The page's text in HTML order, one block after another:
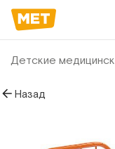
Детские
Назад